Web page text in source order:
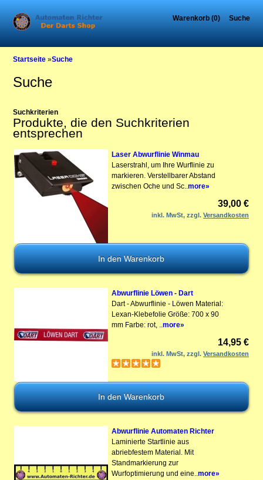
Warenkorb (0) Suche
Startseite »Suche
Suche
Suchkriterien
Produkte, die den Suchkriterien
entsprechen
Laser Abwurflinie Winmau
Laserstrahl, um Ihre Wurflinie zu
markieren. Verstellbarer Abstand
zwischen Oche und Sc..more»
39,00 €
inkl. MwSt, zzgl.Versandkosten
Abwurflinie Löwen - Dart
Dart - Abwurflinie - Löwen Material:
Lexan-Klebefolie Größe: 700 x 90
mm Farbe: rot, .. more»
14,95 €
inkl. MwSt, zzgl.Versandkosten
Abwurflinie Automaten Richter
Laminierte Startlinie aus
abriebfestem Material. Mit
Standmarkierung zur
Wurfoptimierung und eine..more»